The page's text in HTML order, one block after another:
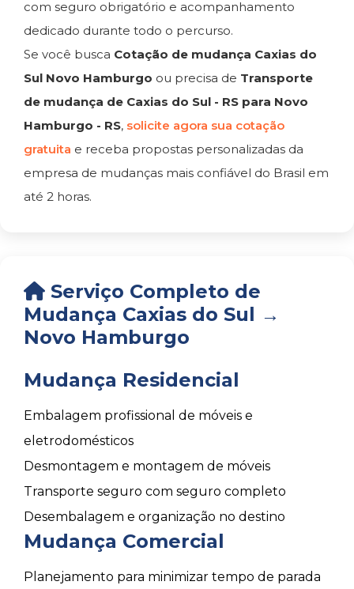
com seguro obrigatório e acompanhamento
dedicado durante todo o percurso.
Se você busca Cotação de mudança Caxias do
Sul Novo Hamburgo ou precisa de Transporte
de mudança de Caxias do Sul - RS para Novo
Hamburgo - RS, solicite agora sua cotação
gratuita e receba propostas personalizadas da
empresa de mudanças mais confiável do Brasil em
até 2 horas.
Serviço Completo de
Mudança Caxias do Sul →
Novo Hamburgo
Mudança Residencial
Embalagem profissional de móveis e
eletrodomésticos
Desmontagem e montagem de móveis
Transporte seguro com seguro completo
Desembalagem e organização no destino
Mudança Comercial
Planejamento para minimizar tempo de parada